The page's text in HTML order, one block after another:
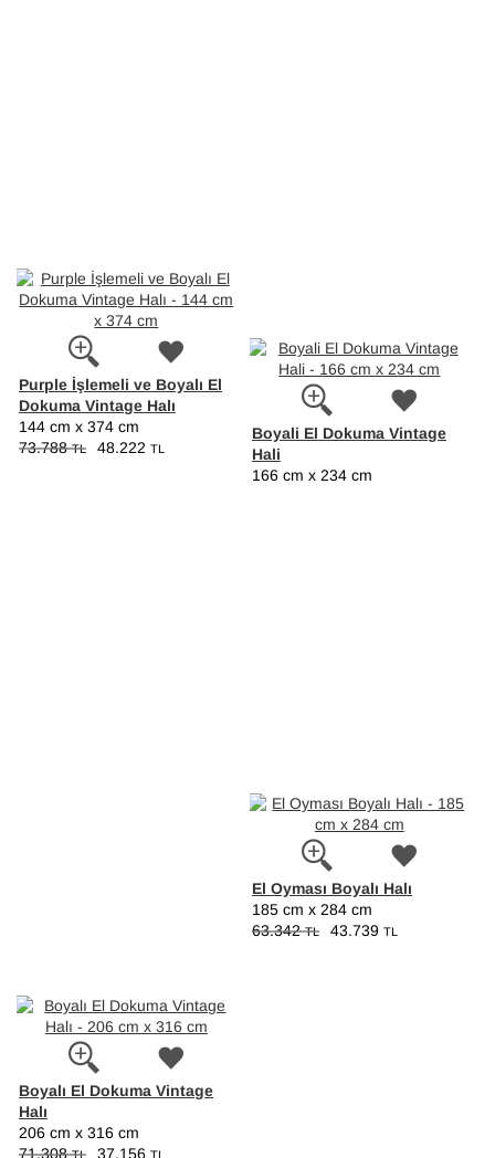
Purple İşlemeli ve Boyalı El
Dokuma Vintage Halı
144 cm x 374 cm
73.788TL 48.222 TL
Boyali El Dokuma Vintage
Hali
166 cm x 234 cm
El Oyması Boyalı Halı
185 cm x 284 cm
63.342TL 43.739 TL
Boyalı El Dokuma Vintage
Halı
206 cm x 316 cm
71.308
37.156